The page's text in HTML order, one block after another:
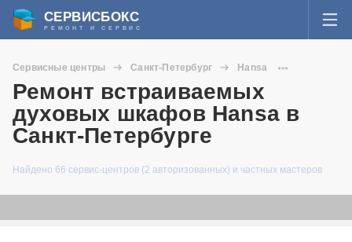
СЕРВИСБОКС
РЕМОНТ И СЕРВИС
Я забыл пароль
Регистрация
СЕРВИСЫ И МАСТЕРА
ВОПРОСЫ И ОТВЕТЫ
СТАТЬИ О РЕМОНТЕ
Сервисные центры Санкт-Петербург
Hansa
Встраиваемые духовые шкафы
Ремонт встраиваемых
духовых шкафов Hansa в
Санкт-Петербурге
Найдено 66 сервис-центров (2 авторизованных) и частных мастеров